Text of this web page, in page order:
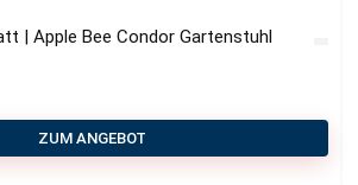
| Apple Bee Condor Gartenstuhl
ZUM ANGEBOT